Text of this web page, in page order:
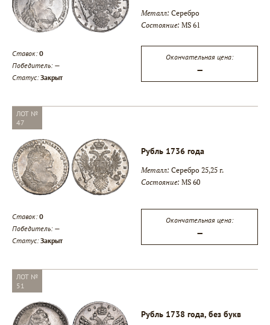
▾
Металл: Серебро
Состояние: MS 61
Ставок:0
Победитель: —
Статус:Закрыт
Окончательная цена:
—
ЛОТ №
47
Рубль 1736 года
Металл: Серебро 25,25 г.
Состояние: MS 60
Ставок:0
Победитель: —
Статус:Закрыт
Окончательная цена:
—
ЛОТ №
51
Рубль 1738 года, без букв